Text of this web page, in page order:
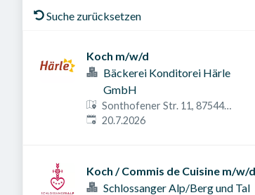
Suche zurücksetzen
Koch m/w/d
Bäckerei Konditorei Härle
GmbH
Sonthofener Str. 11, 87544
Blaichach, Deutschland
Veröffentlicht am
20.7.2026
Koch / Commis de Cuisine m/w/d
Schlossanger Alp/Berg und Tal